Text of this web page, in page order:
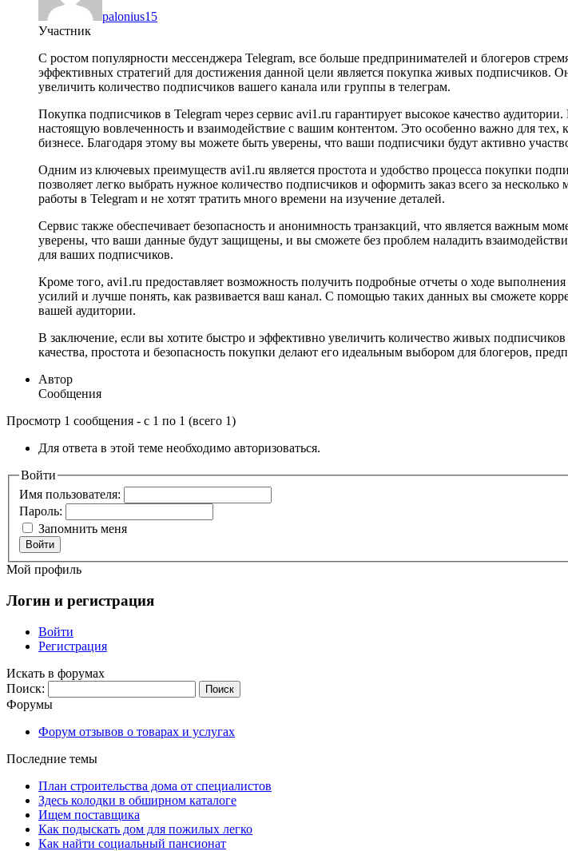
palonius15
Участник
С ростом популярности мессенджера Telegram, все больше предпринимателей и блогеров
эффективных стратегий для достижения данной цели является покупка живых подписчиков.
увеличить количество подписчиков вашего канала или группы в телеграм.
Покупка подписчиков в Telegram через сервис avi1.ru гарантирует высокое качество
настоящую вовлеченность и взаимодействие с вашим контентом. Это особенно важно для
бизнесе. Благодаря этому вы можете быть уверены, что ваши подписчики будут активно
Одним из ключевых преимуществ avi1.ru является простота и удобство процесса покупки
позволяет легко выбрать нужное количество подписчиков и оформить заказ всего за
работы в Telegram и не хотят тратить много времени на изучение деталей.
Сервис также обеспечивает безопасность и анонимность транзакций, что является важным
уверены, что ваши данные будут защищены, и вы сможете без проблем наладить
для ваших подписчиков.
Кроме того, avi1.ru предоставляет возможность получить подробные отчеты о ходе
усилий и лучше понять, как развивается ваш канал. С помощью таких данных вы сможете
вашей аудитории.
В заключение, если вы хотите быстро и эффективно увеличить количество живых
качества, простота и безопасность покупки делают его идеальным выбором для блогеров,
Автор
Сообщения
Просмотр 1 сообщения - с 1 по 1 (всего 1)
Для ответа в этой теме необходимо авторизоваться.
Войти
Имя пользователя:
Пароль:
Запомнить меня
Войти
Мой профиль
Логин и регистрация
Войти
Регистрация
Искать в форумах
Поиск:
Форумы
Форум отзывов о товарах и услугах
Последние темы
План строительства дома от специалистов
Здесь колодки в обширном каталоге
Ищем поставщика
Как подыскать дом для пожилых легко
Как найти социальный пансионат